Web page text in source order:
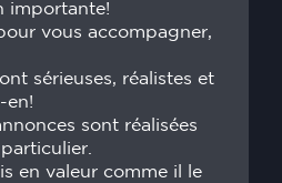
importante!
vous accompagner,
sérieuses, réalistes et
en!
sont réalisées
en valeur comme il le